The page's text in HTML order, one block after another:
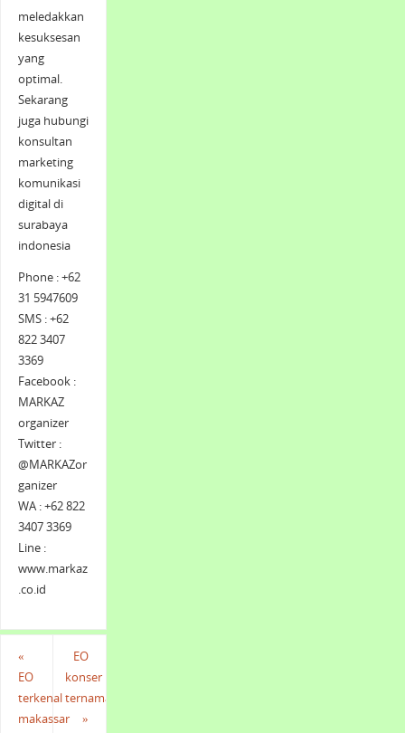
meledakkan
kesuksesan
yang
optimal.
Sekarang
juga hubungi
konsultan
marketing
komunikasi
digital di
surabaya
indonesia
Phone : +62
31 5947609
SMS : +62
822 3407
3369
Facebook :
MARKAZ
organizer
Twitter :
@MARKAZor
ganizer
WA : +62 822
3407 3369
Line :
www.markaz
.co.id
«
EO
terkenal
makassar
EO
konser
ternama
»